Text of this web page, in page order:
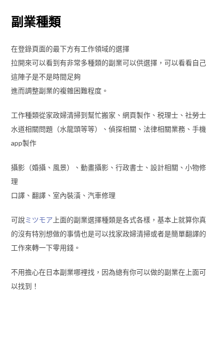
副業種類
在登錄頁面的最下方有工作領域的選擇
拉開來可以看到有非常多種類的副業可以供選擇，可以看看自己
這陣子是不是時間足夠
進而調整副業的複雜困難程度。
工作種類從家政婦清掃到幫忙搬家、網頁製作、税理士、社勞士
水道相關問題（水龍頭等等）、偵探相關、法律相關業務、手機
app製作
攝影（婚攝、風景）、動畫攝影、行政書士、設計相關、小物修
理
口譯、翻譯、室內裝潢、汽車修理
可說ミツモア 上面的副業選擇種類是各式各樣，基本上就算你真
的沒有特別想做的事情也是可以找家政婦清掃或者是簡單翻譯的
工作來轉一下零用錢。
不用擔心在日本副業哪裡找，因為總有你可以做的副業在上面可
以找到！